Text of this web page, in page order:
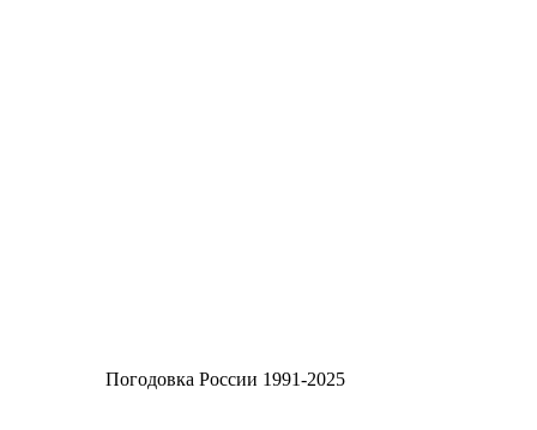
Погодовка России 1991-2025